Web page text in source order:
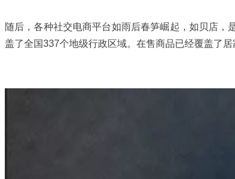
随后，各种社交电商平台如雨后春笋崛起，如贝店
盖了全国337个地级行政区域。在售商品已经覆盖了